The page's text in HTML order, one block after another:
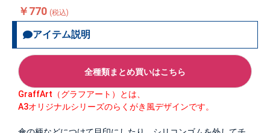
￥770 (税込)
アイテム説明
全種類まとめ買いはこちら
GraffArt（グラフアート）とは、
A3オリジナルシリーズのらくがき風デザインです。